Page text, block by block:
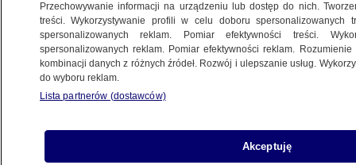
26.04.2017, 06:21
Udostępnij
Wyspy Kokosowe są dosłownie zalewane przez
problem dla 600 mieszkańców wysepki,
Przechowywanie informacji na urządzeniu lub dostęp do nich.
treści. Wykorzystywanie profili w celu doboru spersonalizowanych
spersonalizowanych reklam. Pomiar efektywności treści.
spersonalizowanych reklam. Pomiar efektywności reklam.
kombinacji danych z różnych źródeł. Rozwój i ulepszanie usług.
do wyboru reklam.
Lista partnerów (dostawców)
Akceptuję